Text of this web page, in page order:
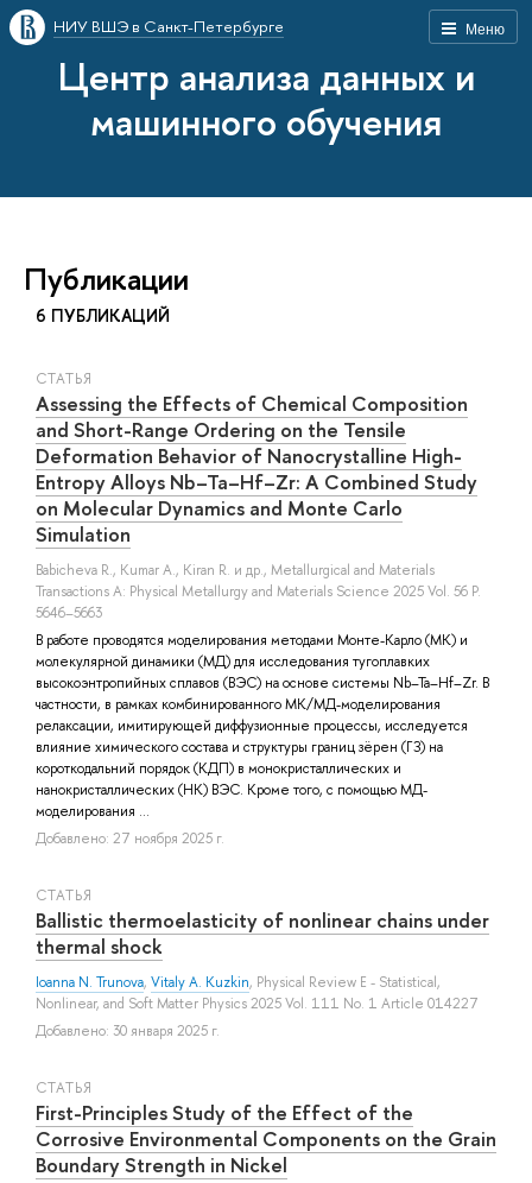
Меню
НИУ ВШЭ в Санкт-Петербурге
Центр анализа данных и
машинного обучения
Публикации
6 ПУБЛИКАЦИЙ
СТАТЬЯ
Assessing the Effects of Chemical Composition
and Short-Range Ordering on the Tensile
Deformation Behavior of Nanocrystalline High-
Entropy Alloys Nb–Ta–Hf–Zr: A Combined Study
on Molecular Dynamics and Monte Carlo
Simulation
Babicheva R., Kumar A., Kiran R. и др., Metallurgical and Materials
Transactions A: Physical Metallurgy and Materials Science 2025 Vol. 56 P.
5646–5663
В работе проводятся моделирования методами Монте-Карло (МК) и
молекулярной динамики (МД) для исследования тугоплавких
высокоэнтропийных сплавов (ВЭС) на основе системы Nb–Ta–Hf–Zr. В
частности, в рамках комбинированного МК/МД-моделирования
релаксации, имитирующей диффузионные процессы, исследуется
влияние химического состава и структуры границ зёрен (ГЗ) на
короткодальний порядок (КДП) в монокристаллических и
нанокристаллических (НК) ВЭС. Кроме того, с помощью МД-
моделирования ...
Добавлено: 27 ноября 2025 г.
СТАТЬЯ
Ballistic thermoelasticity of nonlinear chains under
thermal shock
Ioanna N. Trunova, Vitaly A. Kuzkin, Physical Review E - Statistical,
Nonlinear, and Soft Matter Physics 2025 Vol. 111 No. 1 Article 014227
Добавлено: 30 января 2025 г.
СТАТЬЯ
First-Principles Study of the Effect of the
Corrosive Environmental Components on the Grain
Boundary Strength in Nickel